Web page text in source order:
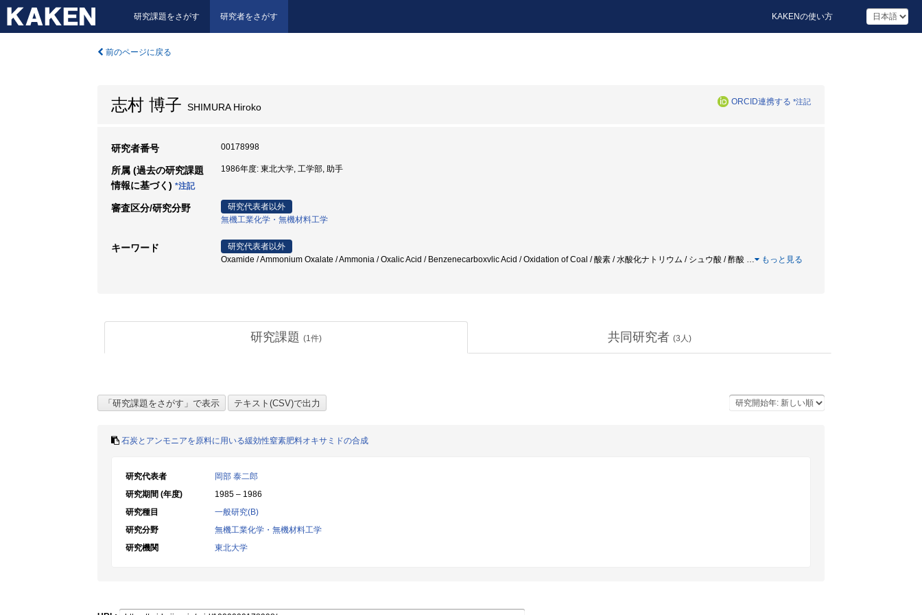
研究課題をさがす 研究者をさがす KAKENの使い方
前のページに戻る
志村 博子 SHIMURA Hiroko ORCID連携する *注記
研究者番号 00178998
所属 (過去の研究課題
情報に基づく) *注記
1986年度: 東北大学, 工学部, 助手
審査区分/研究分野
研究代表者以外
無機工業化学・無機材料工学
キーワード
研究代表者以外
Oxamide / Ammonium Oxalate / Ammonia / Oxalic Acid / Benzenecarboxvlic Acid / Oxidation of Coal / 酸素 / 水酸化ナトリウム / シュウ酸 / 酢酸 … もっと見る
研究課題 (1件) 共同研究者 (3 人)
石炭とアンモニアを原料に用いる緩効性窒素肥料オキサミドの合成
研究代表者
岡部 泰二郎
研究期間 (年度)
1985 – 1986
研究種目
一般研究(B)
研究分野
無機工業化学・無機材料工学
研究機関
東北大学